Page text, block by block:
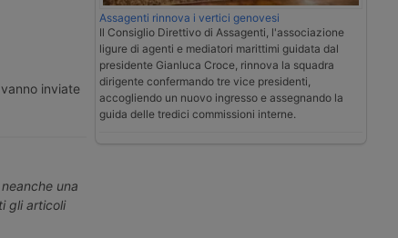
inviate
una
gli articoli
Assagenti rinnova i vertici genovesi
Il Consiglio Direttivo di Assagenti, l'associazione
ligure di agenti e mediatori marittimi guidata dal
presidente Gianluca Croce, rinnova la squadra
dirigente confermando tre vice presidenti,
accogliendo un nuovo ingresso e assegnando la
guida delle tredici commissioni interne.